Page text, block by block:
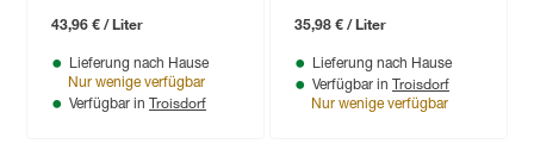
43,96 € / Liter
Lieferung nach Hause
Nur wenige verfügbar
Verfügbar in Troisdorf
35,98 € / Liter
Lieferung nach Hause
Verfügbar in Troisdorf
Nur wenige verfügbar